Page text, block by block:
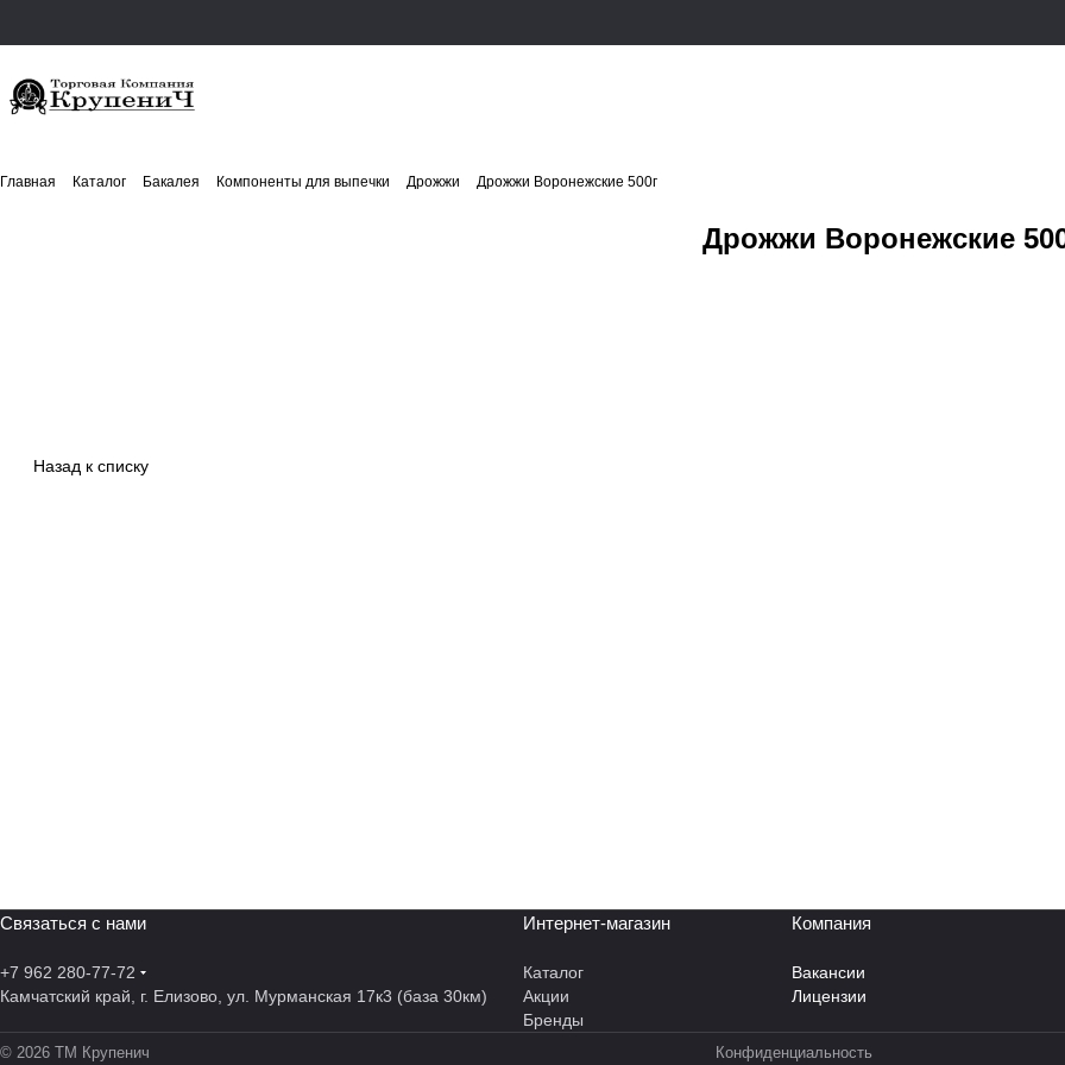
Главная Каталог Бакалея Компоненты для выпечки Дрожжи Дрожжи Воронежские 500г
Дрожжи Воронежские
Назад к списку
Связаться с нами
+7 962 280-77-72
Камчатский край, г. Елизово, ул. Мурманская 17к3 (база 30км)
Интернет-магазин
Каталог
Акции
Бренды
Компания
Вакансии
Лицензии
© 2026 ТМ Крупенич Конфиденциальность